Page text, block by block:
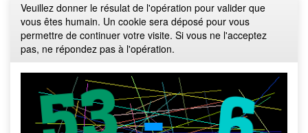
Veuillez donner le résulat de l'opération pour valider que
vous êtes humain. Un cookie sera déposé pour vous
permettre de continuer votre visite. Si vous ne l'acceptez
pas, ne répondez pas à l'opération.